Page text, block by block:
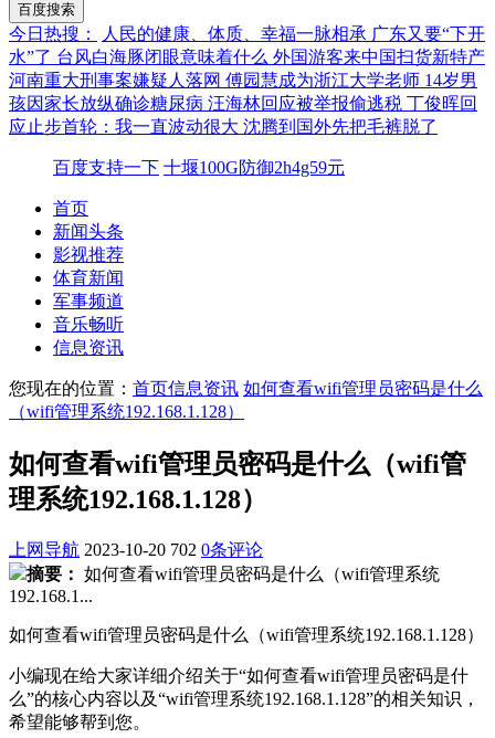
今日热搜： 人民的健康、体质、幸福一脉相承 广东又要“下开
水”了 台风白海豚闭眼意味着什么 外国游客来中国扫货新特产
河南重大刑事案嫌疑人落网 傅园慧成为浙江大学老师 14岁男
孩因家长放纵确诊糖尿病 汪海林回应被举报偷逃税 丁俊晖回
应止步首轮：我一直波动很大 沈腾到国外先把毛裤脱了
百度支持一下 十堰100G防御2h4g59元
首页
新闻头条
影视推荐
体育新闻
军事频道
音乐畅听
信息资讯
您现在的位置： 首页信息资讯 如何查看wifi管理员密码是什么
（wifi管理系统192.168.1.128）
如何查看wifi管理员密码是什么（wifi管
理系统192.168.1.128）
上网导航 2023-10-20 702 0条评论
摘要： 如何查看wifi管理员密码是什么（wifi管理系统
192.168.1...
如何查看wifi管理员密码是什么（wifi管理系统192.168.1.128）
小编现在给大家详细介绍关于“如何查看wifi管理员密码是什
么”的核心内容以及“wifi管理系统192.168.1.128”的相关知识，
希望能够帮到您。